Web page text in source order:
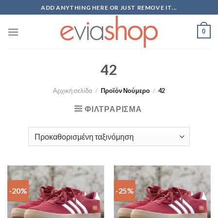
to
content
ADD ANYTHING HERE OR JUST REMOVE IT...
0
42
Αρχική σελίδα / Προϊόν Νούμερο / 42
ΦΙΛΤΡΆΡΙΣΜΑ
-20% -25%